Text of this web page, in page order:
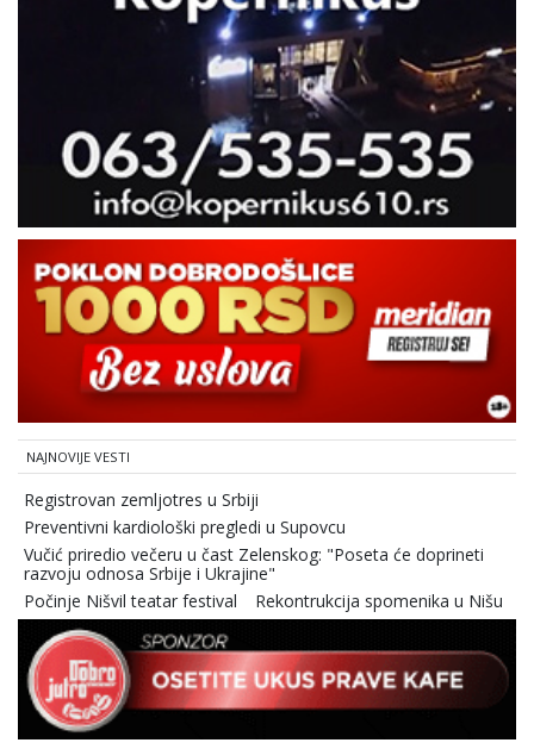
NAJNOVIJE VESTI
Registrovan zemljotres u Srbiji
Preventivni kardiološki pregledi u Supovcu
Vučić priredio večeru u čast Zelenskog: "Poseta će doprineti
razvoju odnosa Srbije i Ukrajine"
Počinje Nišvil teatar festival
Rekontrukcija spomenika u Nišu